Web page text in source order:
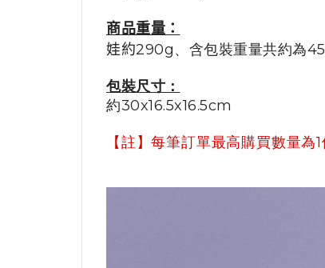
商品重量：
娃約290g、含包裝重量共約為
包裝尺寸：
約30x16.5x16.5cm
【註】每筆訂單最高購買數量為